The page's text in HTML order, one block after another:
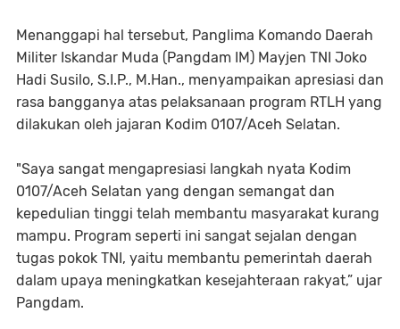
Menanggapi hal tersebut, Panglima Komando Daerah
Militer Iskandar Muda (Pangdam IM) Mayjen TNI Joko
Hadi Susilo, S.I.P., M.Han., menyampaikan apresiasi dan
rasa bangganya atas pelaksanaan program RTLH yang
dilakukan oleh jajaran Kodim 0107/Aceh Selatan.
"Saya sangat mengapresiasi langkah nyata Kodim
0107/Aceh Selatan yang dengan semangat dan
kepedulian tinggi telah membantu masyarakat kurang
mampu. Program seperti ini sangat sejalan dengan
tugas pokok TNI, yaitu membantu pemerintah daerah
dalam upaya meningkatkan kesejahteraan rakyat,” ujar
Pangdam.